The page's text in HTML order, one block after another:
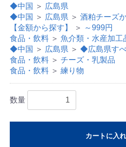
◆中国
＞ 広島県
◆中国
＞ 広島県 ＞ 酒粕チーズ
【金額から探す】
＞
～999円
食品・飲料 ＞ 魚介類・水産加工
◆中国
＞ 広島県 ＞ ◆広島県す
食品・飲料 ＞ チーズ・乳製品
食品・飲料 ＞ 練り物
数量
カートに入